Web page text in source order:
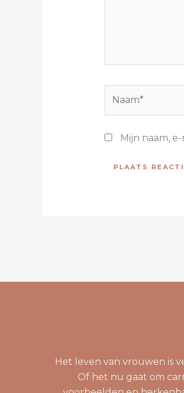
Mijn naam,
Het leven van vrouwen is
Of het nu gaat om